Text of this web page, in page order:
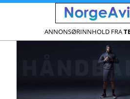
ANNONSØRINNHOLD FRA